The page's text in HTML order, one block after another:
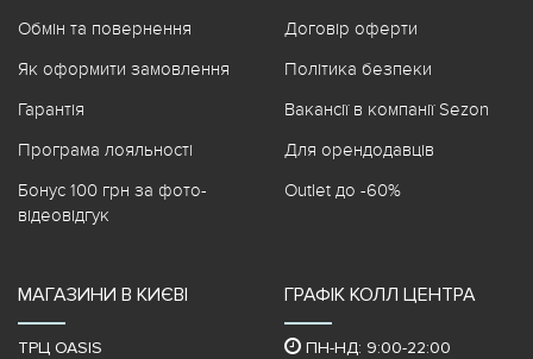
Обмін та повернення
Як оформити замовлення
Гарантія
Програма лояльності
Бонус 100 грн за фото-
відеовідгук
Договір оферти
Політика безпеки
Вакансії в компанії Sezon
Для орендодавців
Outlet до -60%
МАГАЗИНИ В КИЄВІ
ТРЦ OASIS
ГРАФІК КОЛЛ ЦЕНТРА
ПН-НД: 9:00-22:00